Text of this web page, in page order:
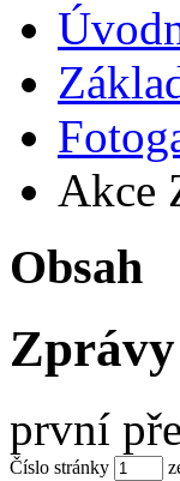
Akce
Obsah
Zprávy
první
Číslo stránky